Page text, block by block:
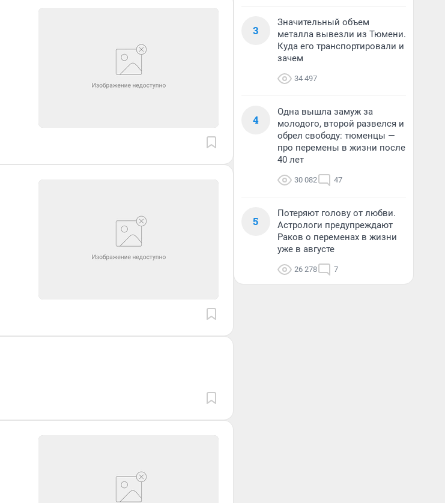
3
Значительный объем
металла вывезли из Тюмени.
Куда его транспортировали и
зачем
34 497
4
Одна вышла замуж за
молодого, второй развелся и
обрел свободу: тюменцы —
про перемены в жизни после
40 лет
30 082 47
5
Потеряют голову от любви.
Астрологи предупреждают
Раков о переменах в жизни
уже в августе
26 278 7